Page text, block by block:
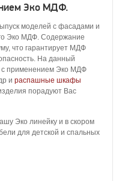
Эко МДФ.
моделей с фасадами и
Эко МДФ. Содержание
что гарантирует МДФ
На данный
с применением Эко МДФ
и распашные шкафы
порадуют Вас
Эко линейку и в скором
для детской и спальных